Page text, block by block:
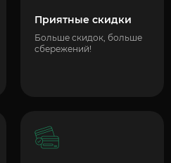
Приятные скидки
Больше скидок, больше
сбережений!